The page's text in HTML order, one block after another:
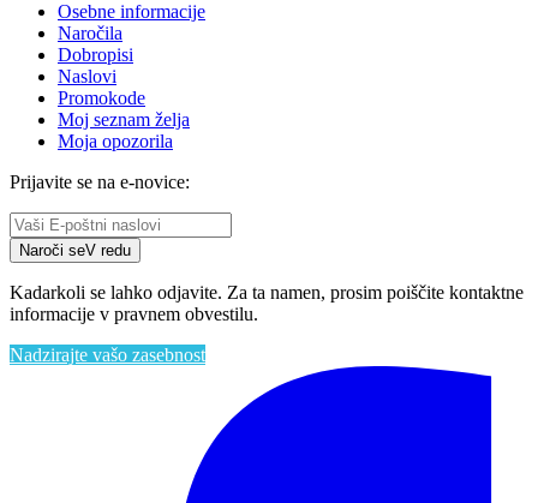
Osebne informacije
Naročila
Dobropisi
Naslovi
Promokode
Moj seznam želja
Moja opozorila
Prijavite se na e-novice:
Naroči seV redu
Kadarkoli se lahko odjavite. Za ta namen, prosim poiščite kontaktne
informacije v pravnem obvestilu.
Nadzirajte vašo zasebnost